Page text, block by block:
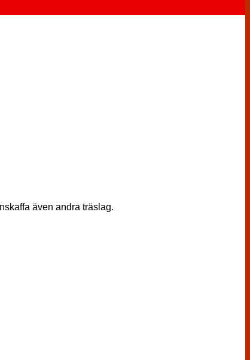
även andra träslag.